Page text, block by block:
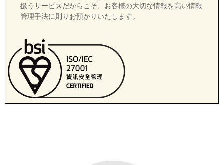
扱うサービスだからこそ、お客様の大切な情報を高い情報
管理手法に則りお預かりいたします。